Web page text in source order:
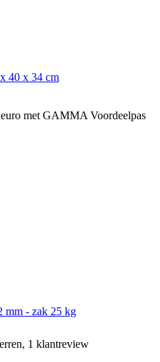
40 x 34 cm
met GAMMA Voordeelpas
mm - zak 25 kg
1 klantreview